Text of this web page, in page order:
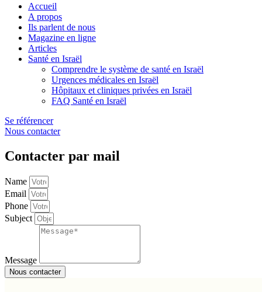
Accueil
A propos
Ils parlent de nous
Magazine en ligne
Articles
Santé en Israël
Comprendre le système de santé en Israël
Urgences médicales en Israël
Hôpitaux et cliniques privées en Israël
FAQ Santé en Israël
Se référencer
Nous contacter
Contacter par mail
Name
Email
Phone
Subject
Message
Nous contacter